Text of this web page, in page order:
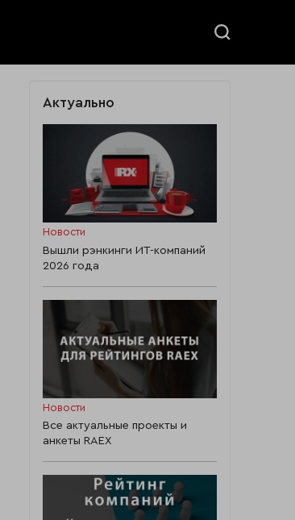
Актуально
Новости
Вышли рэнкинги ИТ-компаний
2026 года
Новости
Все актуальные проекты и
анкеты RAEX